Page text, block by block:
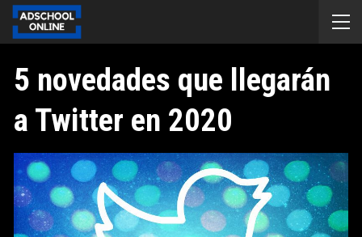
5 novedades que llegarán
a Twitter en 2020